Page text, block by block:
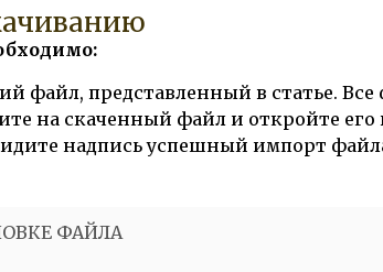
файл, представленный в статье.
на скаченный файл и откройте
надпись успешный импорт
ФАЙЛА